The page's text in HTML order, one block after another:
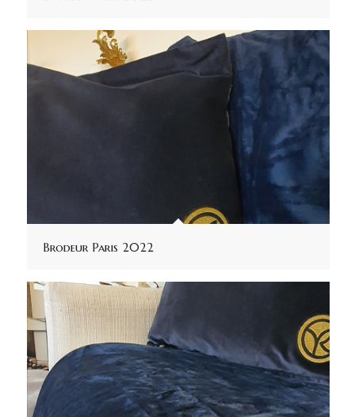
Brodeur Paris 2022